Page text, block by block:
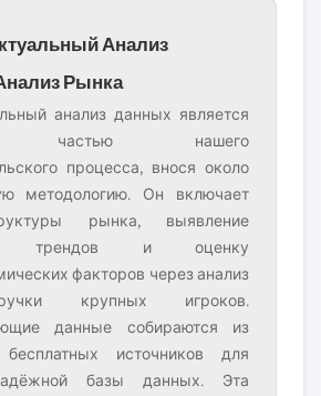
Анализ
Рынка
анализ данных является
частью нашего
процесса, внося около
методологию. Он включает
рынка, выявление
трендов и оценку
факторов через анализ
крупных игроков.
данные собираются из
источников для
базы данных. Эта